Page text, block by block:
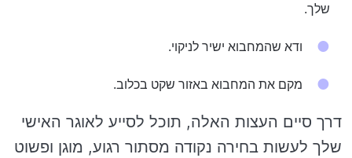
שלך.
ודא שהמחבוא ישיר לניקוי.
מקם את המחבוא באזור שקט בכלוב.
דרך סיים העצות האלה, תוכל לסייע לאוגר האישי
שלך לעשות בחירה נקודה מסתור רגוע, מוגן ופשוט